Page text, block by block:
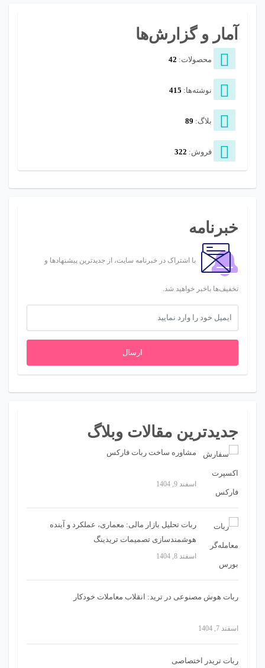
آمار و گزارش‌ها
محصولات: 42
نوشته‌ها: 415
بلاگ: 89
فروش: 322
خبرنامه
با اشتراک در خبرنامه سایت، از جدیدترین پیشنهادها و
تخفیف‌ها باخبر خواهید شد.
ارسال
جدیدترین مقالات وبلاگ
مشاوره ساخت ربات فارکس
اسفند 9, 1404
ربات تحلیل بازار مالی: معماری، عملکرد و آینده
هوشمندسازی تصمیمات تریدینگ
اسفند 8, 1404
ربات هوش مصنوعی در ترید: انقلاب معاملات خودکار
اسفند 7, 1404
ربات تریدر اختصاصی